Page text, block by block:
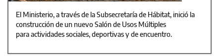
El Ministerio, a través de la Subsecretaría de Hábitat, inició la
construcción de un nuevo Salón de Usos Múltiples
para actividades sociales, deportivas y de encuentro.